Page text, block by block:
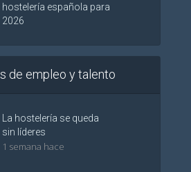
hostelería española para
2026
de empleo y talento
La hostelería se queda
sin líderes
1 semana hace